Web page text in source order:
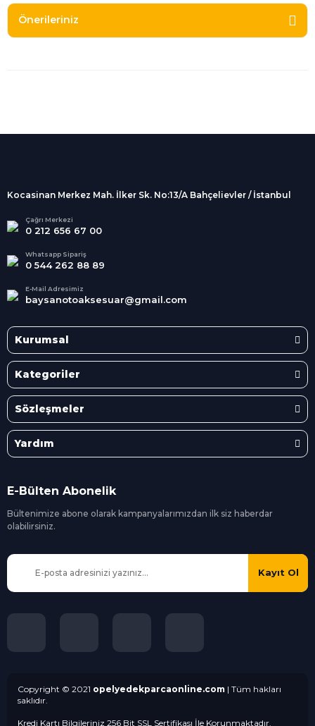
Önerileriniz
Alışveriş
kargolanmaktadır.
Tüm Kredi Kartlarına taksit
seçenekleri
Kocasinan Merkez Mah. İlker Sk. No:13/A Bahçelievler / İstanbul
Çağrı Merkezi
0 212 656 67 00
Whatsapp Sipariş
0 544 262 88 89
E-Mail Adresimiz
baysanotoaksesuar@gmail.com
Kurumsal
Kategoriler
Sözleşmeler
Yardım
E-Bülten Abonelik
Bültenimize abone olarak kampanyalarımızdan ilk siz haberdar
olabilirsiniz.
Kayıt Ol
Copyright © 2021 opelyedekparcaonline.com | Tüm hakları
saklıdır.
Kredi Kartı Bilgileriniz 256 Bit SSL Sertifikası İle Korunmaktadır.